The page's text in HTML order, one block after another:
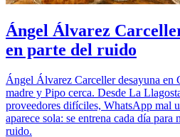
Ángel Álvarez
en parte del ruido
Ángel Álvarez Carceller desayuna en
madre y Pipo cerca. Desde La
proveedores difíciles, WhatsApp mal
aparece sola: se entrena cada día para
ruido.